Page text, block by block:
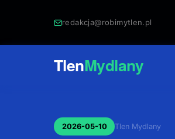
redakcja@robimytlen.pl
TlenMydlany
2026-05-10 Tlen Mydlany